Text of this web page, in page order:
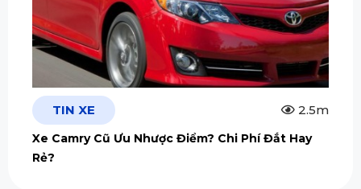
TIN XE 2.5m
Xe Camry Cũ Ưu Nhược Điểm? Chi Phí Đắt Hay
Rẻ?